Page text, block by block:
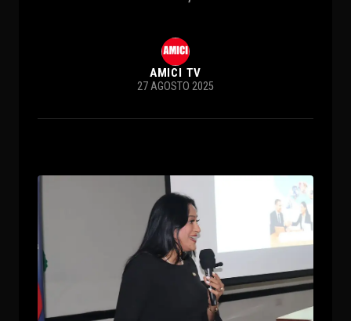
AMICI TV
27 AGOSTO 2025